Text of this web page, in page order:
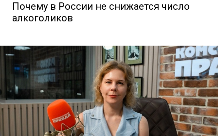
Почему в России не снижается число
алкоголиков